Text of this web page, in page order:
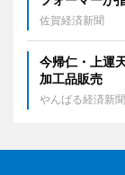
佐賀経済新聞
今帰仁・上運
加工品販売
やんばる経済新聞